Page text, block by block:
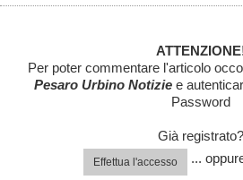
Per poter commentare l'articolo
Pesaro Urbino Notiziee
Password
Già registrato?
Effettua l'accesso ...